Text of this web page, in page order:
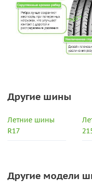
Другие шины
Летние шины
R17
Другие модели